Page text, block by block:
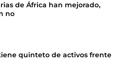
de África han mejorado,
no
quinteto de activos frente